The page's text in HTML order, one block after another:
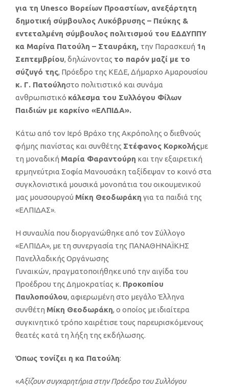
για τη Unesco Βορείων Προαστίων, ανεξάρτητη
δημοτική σύμβουλος Λυκόβρυσης – Πεύκης &
εντεταλμένη σύμβουλος πολιτισμού του ΕΔΔΥΠΠΥ
κα Μαρίνα Πατούλη – Σταυράκη, την Παρασκευή 1 η
Σεπτεμβρίου, δηλώνοντας το παρόν μαζί με το
σύζυγό της, Πρόεδρο της ΚΕΔΕ, Δήμαρχο Αμαρουσίου
κ. Γ. Πατούληστο πολιτιστικό και συνάμα
ανθρωπιστικό κάλεσμα του Συλλόγου Φίλων
Παιδιών με καρκίνο «ΕΛΠΙΔΑ».
Κάτω από τον Ιερό Βράχο της Ακρόπολης ο διεθνούς
φήμης πιανίστας και συνθέτης Στέφανος Κορκολήςμε
τη μοναδική Μαρία Φαραντούρη και την εξαιρετική
ερμηνεύτρια Σοφία Μανουσάκη ταξίδεψαν το κοινό στα
συγκλονιστικά μουσικά μονοπάτια του οικουμενικού
μας μουσουργού Μίκη Θεοδωράκη για τα παιδιά της
«ΕΛΠΙΔΑΣ».
Η συναυλία που διοργανώθηκε από τον Σύλλογο
«ΕΛΠΙΔΑ», με τη συνεργασία της ΠΑΝΑΘΗΝΑΪΚΗΣ
Πανελλαδικής Οργάνωσης
Γυναικών, πραγματοποιήθηκε υπό την αιγίδα του
Προέδρου της Δημοκρατίας κ. Προκοπίου
Παυλοπούλου, αφιερωμένη στο μεγάλο Έλληνα
συνθέτη Μίκη Θεοδωράκη, ο οποίος με ιδιαίτερα
συγκινητικό τρόπο χαιρέτισε τους παρευρισκόμενους
θεατές κατά τη λήξη της εκδήλωσης.
Όπως τονίζει η κα Πατούλη:
«Αξίζουν συγχαρητήρια στην Πρόεδρο του Συλλόγου